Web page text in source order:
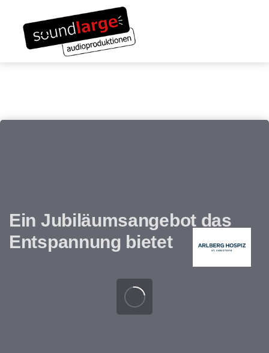
überspringen
Inhalt
springen
Ein Jubiläumsangebot das
Entspannung bietet